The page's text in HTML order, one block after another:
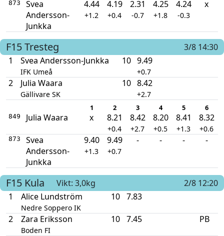
873
Svea
Andersson-
Junkka
4.44
+1.2
4.19
+0.4
2.31
-0.7
4.25
+1.8
4.24
-0.3
x
F15Tresteg
3/8 14:30
1
Svea Andersson-Junkka
IFK Umeå
10 9.49
+0.7
2 Julia Waara
Gällivare SK
10 8.42
+2.7
1 2 3 4 5 6
849 Julia Waara x 8.21
+0.4
8.42
+2.7
8.20
+0.5
8.41
+1.3
8.32
+0.6
873
Svea
Andersson-
Junkka
9.40
+1.3
9.49
+0.7
- - - -
F15 Kula Vikt: 3,0kg
2/8 12:20
1
Alice Lundström
Nedre Soppero IK
10 7.83
2 Zara Eriksson
Boden FI
10 7.45 PB